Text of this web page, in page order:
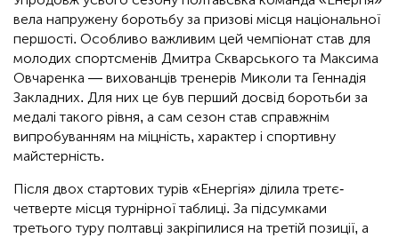
вела напружену боротьбу за призові місця національної
першості. Особливо важливим цей чемпіонат став для
молодих спортсменів Дмитра Скварського та Максима
Овчаренка — вихованців тренерів Миколи та Геннадія
Закладних. Для них це був перший досвід боротьби за
медалі такого рівня, а сам сезон став справжнім
випробуванням на міцність, характер і спортивну
майстерність.
Після двох стартових турів «Енергія» ділила третє-
четверте місця турнірної таблиці. За підсумками
третього туру полтавці закріпилися на третій позиції, а